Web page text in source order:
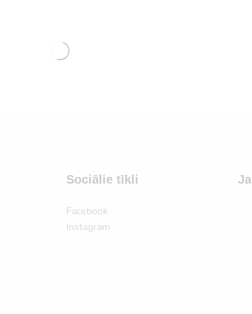
Sociālie tīkli
Facebook
Instagram